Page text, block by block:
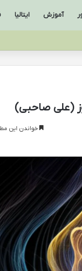
آموزش ایتالیا
(علی صاحبی)
خواندن این مطلب 14 دقیقه